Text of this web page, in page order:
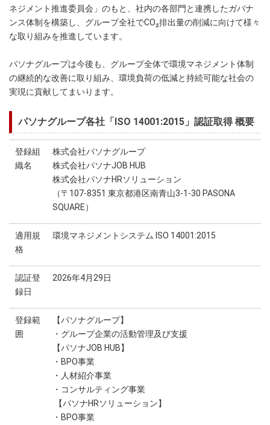
ネジメント推進委員会」のもと、社内の各部門と連携したガバナ
ンス体制を構築し、グループ全社でCO₂排出量の削減に向けて様々
な取り組みを推進しています。
パソナグループは今後も、グループ全体で環境マネジメント体制
の継続的な改善に取り組み、環境負荷の低減と持続可能な社会の
実現に貢献してまいります。
パソナグループ各社「ISO 14001:2015」認証取得 概要
登録組
織名
株式会社パソナグループ
株式会社パソナJOB HUB
株式会社パソナHRソリューション
（〒107-8351 東京都港区南青山3-1-30 PASONA
SQUARE）
適用規
格
環境マネジメントシステム ISO 14001:2015
認証登
録日
2026年4月29日
登録範
囲
【パソナグループ】
・グループ企業の活動管理及び支援
【パソナJOB HUB】
・BPO事業
・人材紹介事業
・コンサルティング事業
【パソナHRソリューション】
・BPO事業